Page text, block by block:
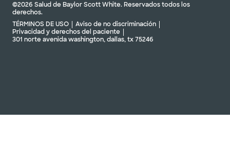
©2026 Salud de Baylor Scott White. Reservados todos los
derechos.
TÉRMINOS DE USO
Aviso de no discriminación
Privacidad y derechos del paciente
301 norte avenida washington, dallas, tx 75246